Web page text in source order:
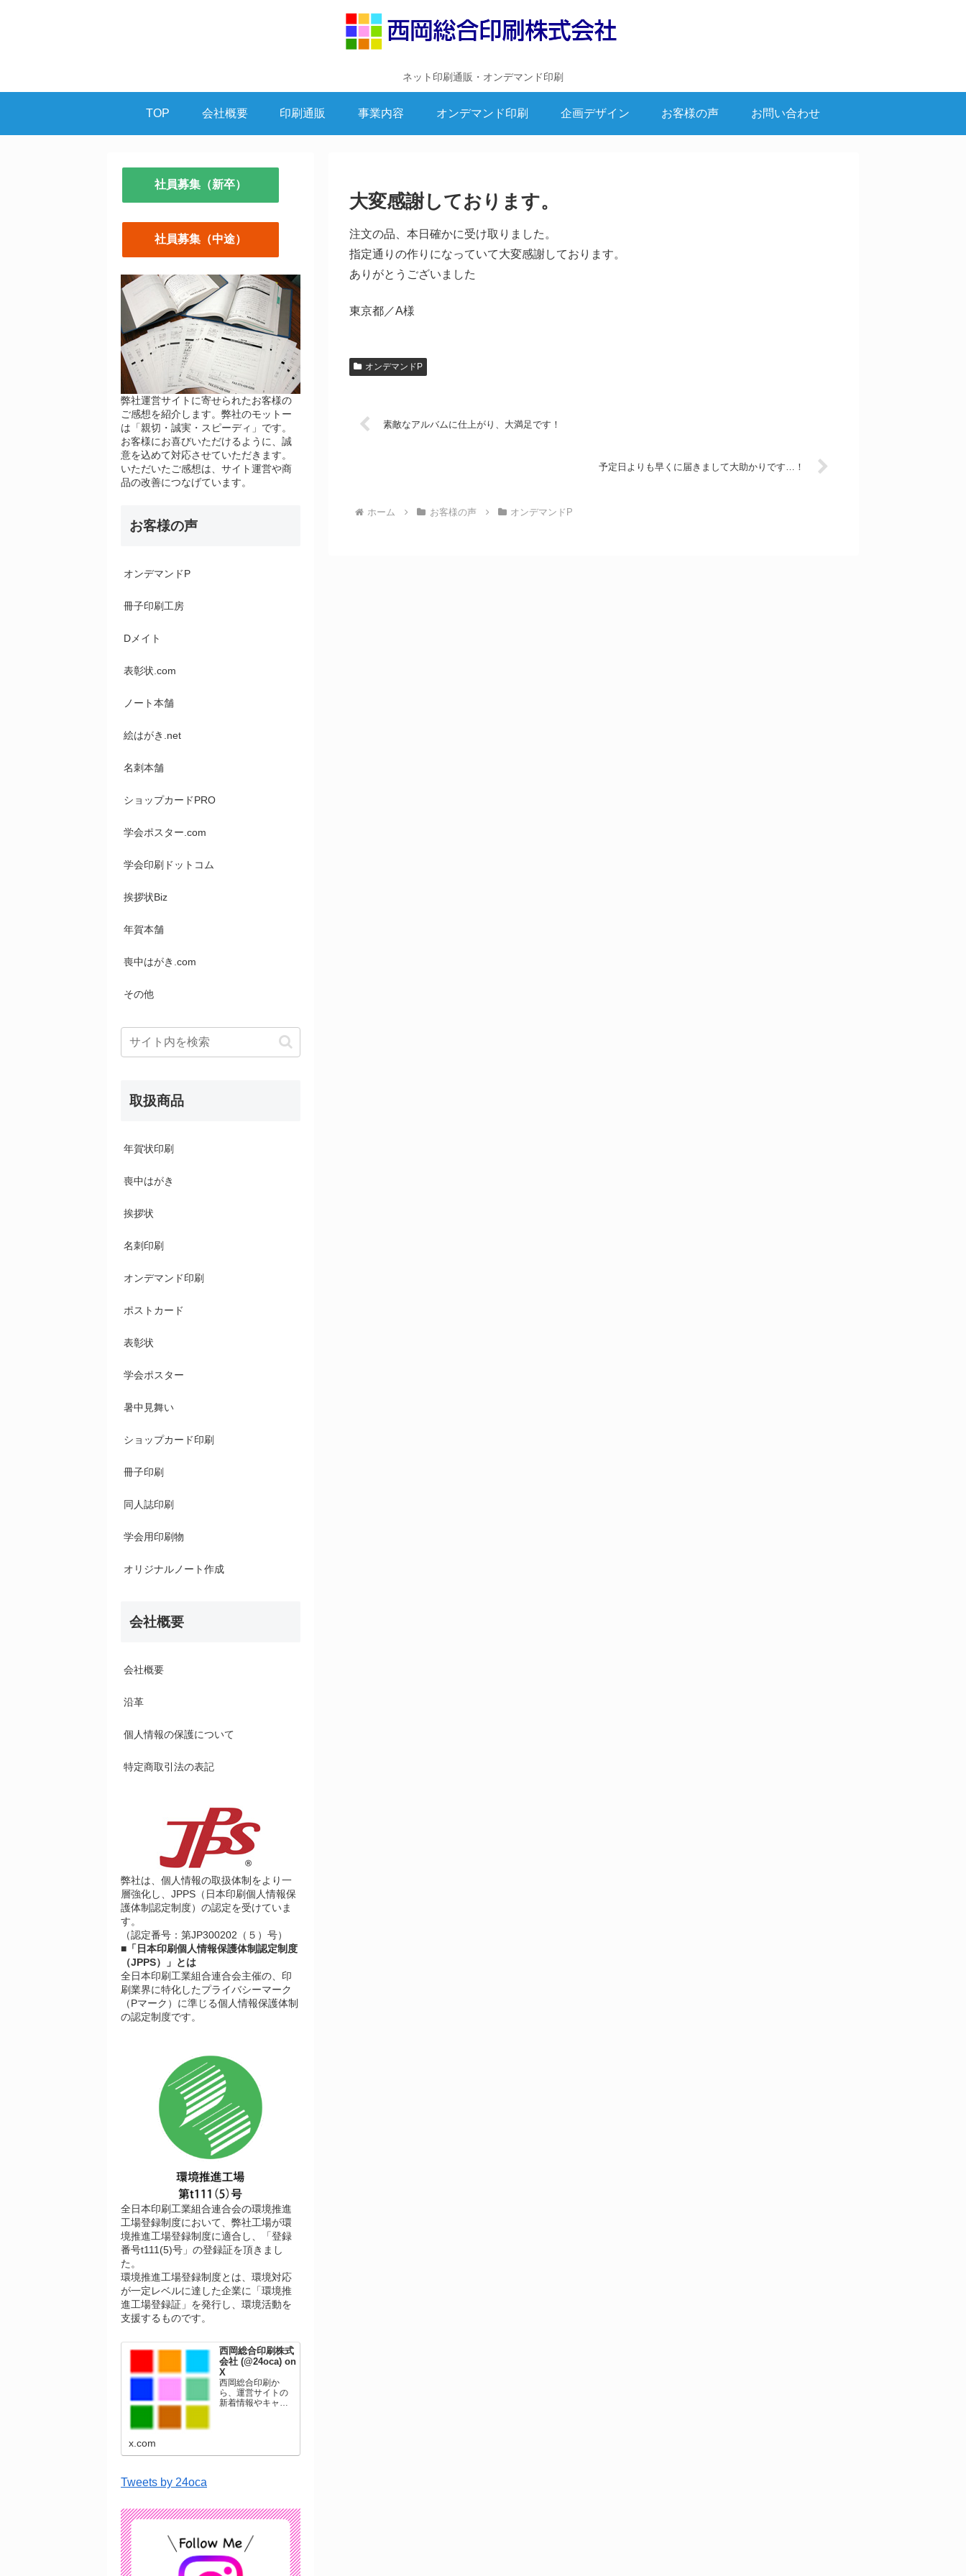
ネット印刷通販・オンデマンド印刷
TOP 会社概要 印刷通販 事業内容 オンデマンド印刷 企画デザイン お客様の声 お問い合わせ
大変感謝しております。
注文の品、本日確かに受け取りました。
指定通りの作りになっていて大変感謝しております。
ありがとうございました
東京都／A様
オンデマンドP
素敵なアルバムに仕上がり、大満足です！
予定日よりも早くに届きまして大助かりです…！
ホーム お客様の声 オンデマンドP
社員募集（新卒）
社員募集（中途）
弊社運営サイトに寄せられたお客様の
ご感想を紹介します。弊社のモットー
は「親切・誠実・スピーディ」です。
お客様にお喜びいただけるように、誠
意を込めて対応させていただきます。
いただいたご感想は、サイト運営や商
品の改善につなげています。
お客様の声
オンデマンドP
冊子印刷工房
Dメイト
表彰状.com
ノート本舗
絵はがき.net
名刺本舗
ショップカードPRO
学会ポスター.com
学会印刷ドットコム
挨拶状Biz
年賀本舗
喪中はがき.com
その他
取扱商品
年賀状印刷
喪中はがき
挨拶状
名刺印刷
オンデマンド印刷
ポストカード
表彰状
学会ポスター
暑中見舞い
ショップカード印刷
冊子印刷
同人誌印刷
学会用印刷物
オリジナルノート作成
会社概要
会社概要
沿革
個人情報の保護について
特定商取引法の表記
弊社は、個人情報の取扱体制をより一
層強化し、JPPS（日本印刷個人情報保
護体制認定制度）の認定を受けていま
す。
（認定番号：第JP300202（５）号）
■「日本印刷個人情報保護体制認定制度
（JPPS）」とは
全日本印刷工業組合連合会主催の、印
刷業界に特化したプライバシーマーク
（Pマーク）に準じる個人情報保護体制
の認定制度です。
全日本印刷工業組合連合会の環境推進
工場登録制度において、弊社工場が環
境推進工場登録制度に適合し、「登録
番号t111(5)号」の登録証を頂きまし
た。
環境推進工場登録制度とは、環境対応
が一定レベルに達した企業に「環境推
進工場登録証」を発行し、環境活動を
支援するものです。
西岡総合印刷株式
会社 (@24oca) on
X
西岡総合印刷か
ら、運営サイトの
新着情報やキャン
ています。
x.com
Tweets by 24oca